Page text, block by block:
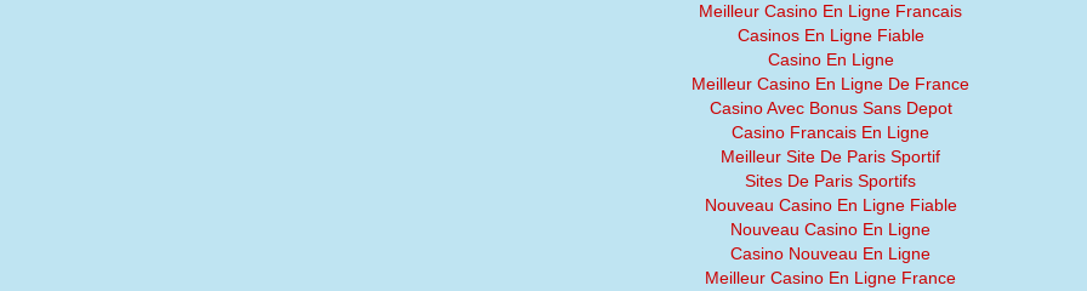
Meilleur Casino En Ligne Francais
Casinos En Ligne Fiable
Casino En Ligne
Meilleur Casino En Ligne De France
Casino Avec Bonus Sans Depot
Casino Francais En Ligne
Meilleur Site De Paris Sportif
Sites De Paris Sportifs
Nouveau Casino En Ligne Fiable
Nouveau Casino En Ligne
Casino Nouveau En Ligne
Meilleur Casino En Ligne France